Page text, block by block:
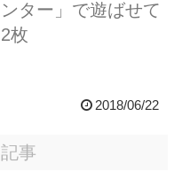
ター」で遊ばせて
枚
2018/06/22
事